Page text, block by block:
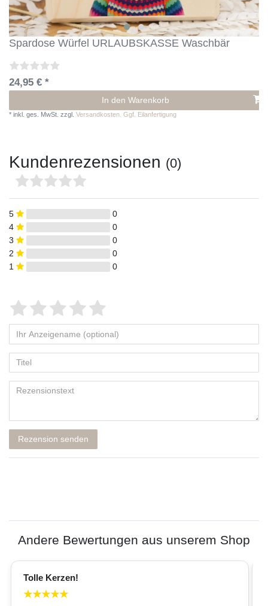
Spardose Würfel URLAUBSKASSE Waschbär
24,95 € *
In den Warenkorb
* inkl. ges. MwSt. zzgl. Versandkosten. Ggf. Eilanfertigung
Kundenrezensionen (0)
5
0
4
0
3
0
2
0
1
0
Rezension senden
Andere Bewertungen aus unserem Shop
Tolle Kerzen!
★★★★★